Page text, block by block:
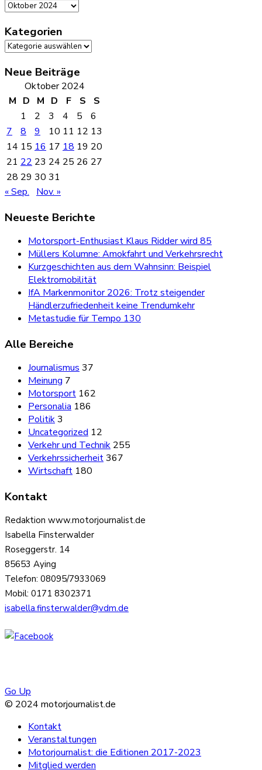
Archiv
Kategorien
Kategorien
Neue Beiträge
Oktober 2024
M D M D F S
S
1
2 3 4 5
6
7
8 9 10 11 12 13
14 15 16 17 18 19 20
21 22 23 24 25 26 27
28 29 30 31
« Sep.
Nov. »
Neueste Berichte
Motorsport-Enthusiast Klaus Ridder wird 85
Müllers Kolumne: Amokfahrt und Verkehrsrecht
Kurzgeschichten aus dem Wahnsinn: Beispiel
Elektromobilität
IfA Markenmonitor 2026: Trotz steigender
Händlerzufriedenheit keine Trendumkehr
Metastudie für Tempo 130
Alle Bereiche
Journalismus 37
Meinung 7
Motorsport 162
Personalia 186
Politik3
Uncategorized 12
Verkehr und Technik 255
Verkehrssicherheit367
Wirtschaft 180
Kontakt
Redaktion www.motorjournalist.de
Isabella Finsterwalder
Roseggerstr. 14
85653 Aying
Telefon: 08095/7933069
Mobil: 0171 8302371
isabella.finsterwalder@vdm.de
Go Up
© 2024 motorjournalist.de
Kontakt
Veranstaltungen
Motorjournalist: die Editionen 2017-2023
Mitglied werden